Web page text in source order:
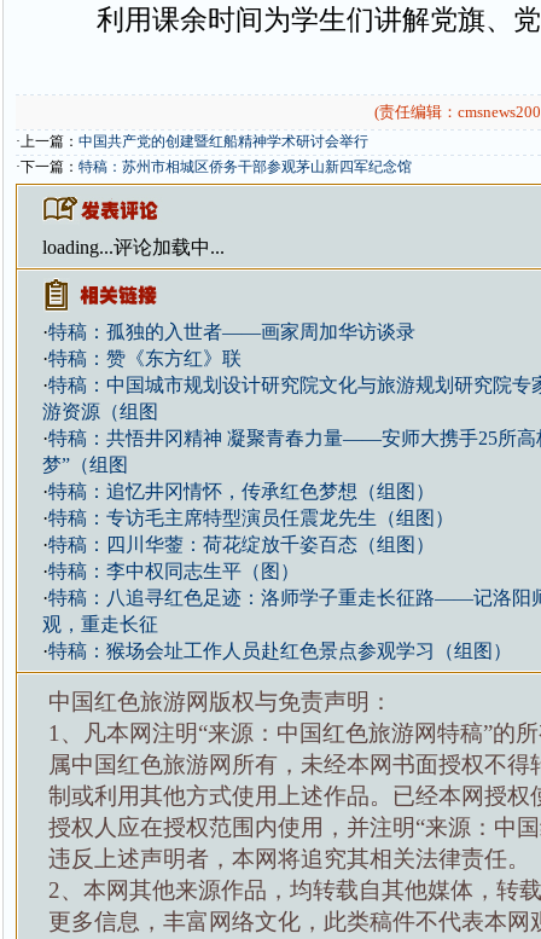
利用课余时间为学生们讲解党旗、
(责任编辑：
·上一篇： 中国共产党的创建暨红船精神学术研讨会举行
·下一篇： 特稿：苏州市相城区侨务干部参观茅山新四军纪念馆
loading...评论加载中...
·特稿：孤独的入世者——画家周加华访谈录
·特稿：赞《东方红》联
·特稿：中国城市规划设计研究院文化与旅游规划研究院专
游资源（组图
·特稿：共悟井冈精神 凝聚青春力量——安师大携手25所高
梦”（组图
·特稿：追忆井冈情怀，传承红色梦想（组图）
·特稿：专访毛主席特型演员任震龙先生（组图）
·特稿：四川华蓥：荷花绽放千姿百态（组图）
·特稿：李中权同志生平（图）
·特稿：八追寻红色足迹：洛师学子重走长征路——记洛阳
观，重走长征
·特稿：猴场会址工作人员赴红色景点参观学习（组图）
中国红色旅游网版权与免责声明：
1、凡本网注明“来源：中国红色旅游网特稿”的
属中国红色旅游网所有，未经本网书面授权不得
制或利用其他方式使用上述作品。已经本网授权
授权人应在授权范围内使用，并注明“来源：中
违反上述声明者，本网将追究其相关法律责任。
2、本网其他来源作品，均转载自其他媒体，转
更多信息，丰富网络文化，此类稿件不代表本网